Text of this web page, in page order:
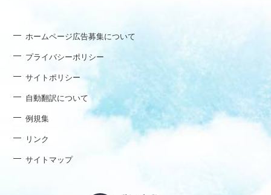
ホームページ広告募集について
プライバシーポリシー
サイトポリシー
自動翻訳について
例規集
リンク
サイトマップ